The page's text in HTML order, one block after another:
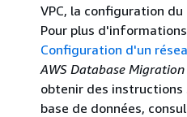
VPC, la configuration
Pour plus
Configuration d'un
AWS Database
obtenir des
base de données,